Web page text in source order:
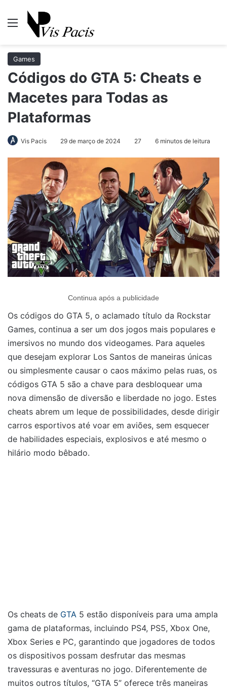
Menu
Games
Códigos do GTA 5: Cheats e
Macetes para Todas as
Plataformas
Vis Pacis 29 de março de 2024 27 6 minutos de leitura
Continua após a publicidade
Os códigos do GTA 5, o aclamado título da Rockstar
Games, continua a ser um dos jogos mais populares e
imersivos no mundo dos videogames. Para aqueles
que desejam explorar Los Santos de maneiras únicas
ou simplesmente causar o caos máximo pelas ruas, os
códigos GTA 5 são a chave para desbloquear uma
nova dimensão de diversão e liberdade no jogo. Estes
cheats abrem um leque de possibilidades, desde dirigir
carros esportivos até voar em aviões, sem esquecer
de habilidades especiais, explosivos e até mesmo o
hilário modo bêbado.
Os cheats de GTA 5 estão disponíveis para uma ampla
gama de plataformas, incluindo PS4, PS5, Xbox One,
Xbox Series e PC, garantindo que jogadores de todos
os dispositivos possam desfrutar das mesmas
travessuras e aventuras no jogo. Diferentemente de
muitos outros títulos, “GTA 5” oferece três maneiras